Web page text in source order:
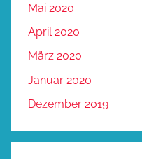
Mai 2020
April 2020
März 2020
Januar 2020
Dezember 2019